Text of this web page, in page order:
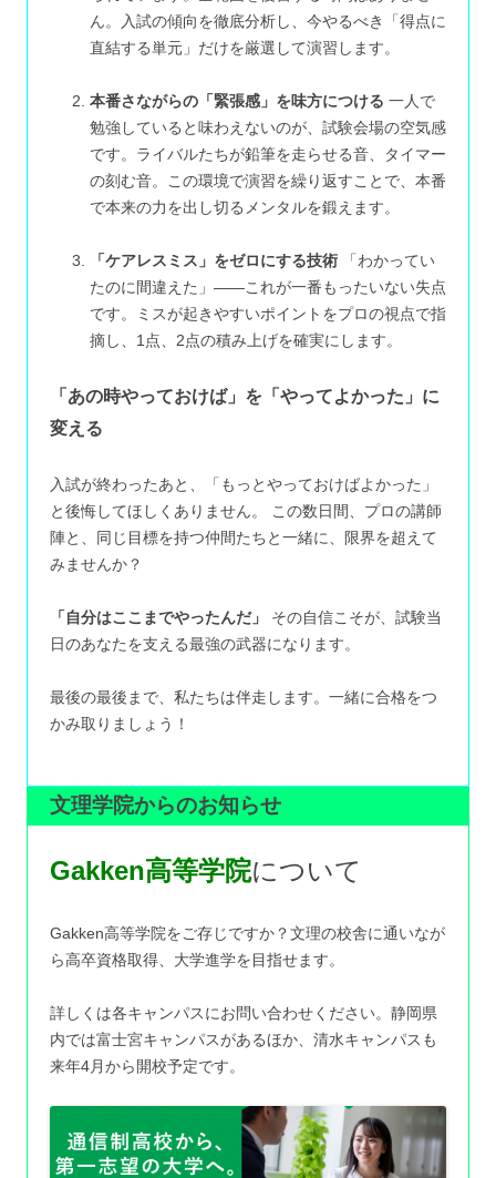
ん。入試の傾向を徹底分析し、今やるべき「得点に
直結する単元」だけを厳選して演習します。
本番さながらの「緊張感」を味方につける 一人で
勉強していると味わえないのが、試験会場の空気感
です。ライバルたちが鉛筆を走らせる音、タイマー
の刻む音。この環境で演習を繰り返すことで、本番
で本来の力を出し切るメンタルを鍛えます。
「ケアレスミス」をゼロにする技術 「わかってい
たのに間違えた」——これが一番もったいない失点
です。ミスが起きやすいポイントをプロの視点で指
摘し、1点、2点の積み上げを確実にします。
「あの時やっておけば」を「やってよかった」に
変える
入試が終わったあと、「もっとやっておけばよかった」
と後悔してほしくありません。 この数日間、プロの講師
陣と、同じ目標を持つ仲間たちと一緒に、限界を超えて
みませんか？
「自分はここまでやったんだ」
その自信こそが、試験当
日のあなたを支える最強の武器になります。
最後の最後まで、私たちは伴走します。一緒に合格をつ
かみ取りましょう！
文理学院からのお知らせ
Gakken高等学院について
Gakken高等学院をご存じですか？文理の校舎に通いなが
ら高卒資格取得、大学進学を目指せます。
詳しくは各キャンパスにお問い合わせください。静岡県
内では富士宮キャンパスがあるほか、清水キャンパスも
来年4月から開校予定です。